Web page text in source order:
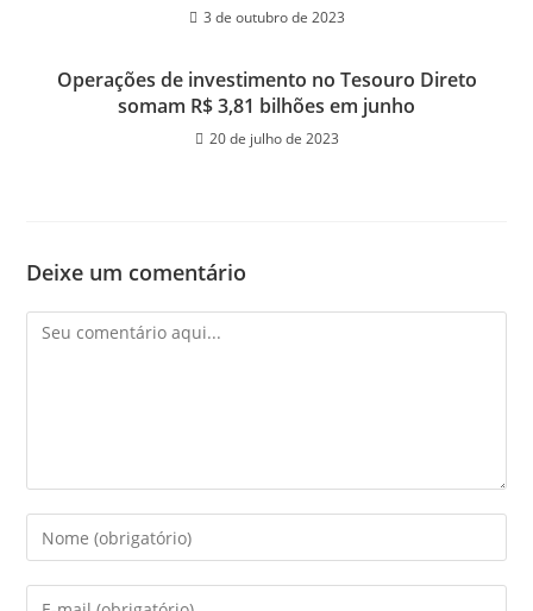
3 de outubro de 2023
Operações de investimento no Tesouro Direto
somam R$ 3,81 bilhões em junho
20 de julho de 2023
Deixe um comentário